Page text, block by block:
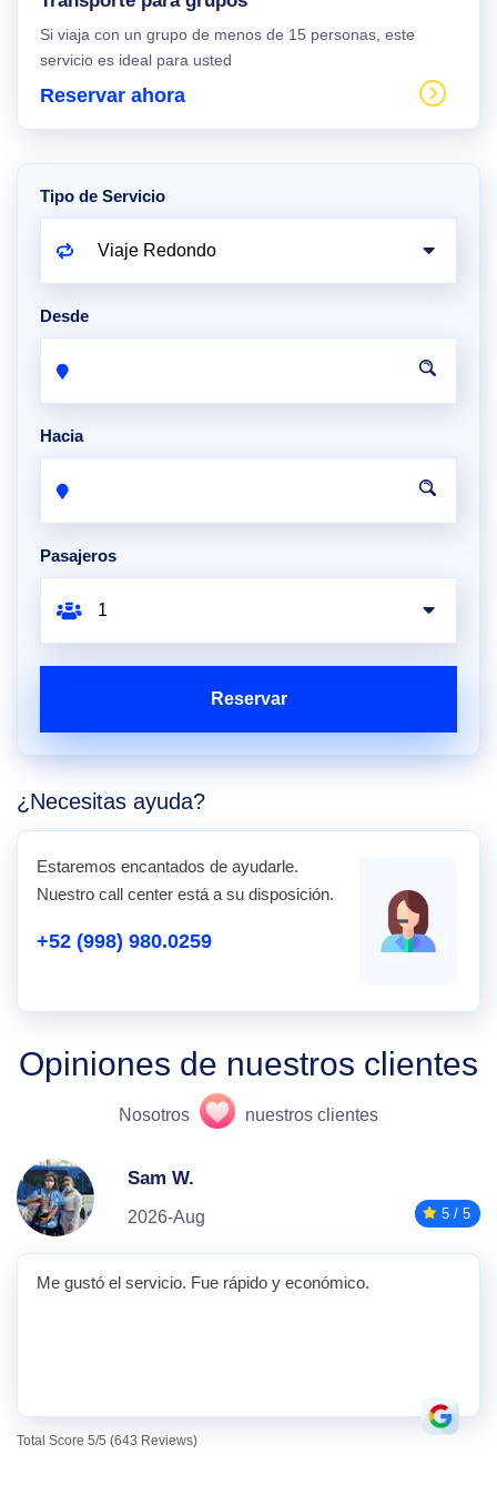
Si viaja con un grupo de menos de 15 personas, este
servicio es ideal para usted
Reservar ahora
Tipo de Servicio
Desde
Hacia
Pasajeros
Reservar
¿Necesitas ayuda?
Estaremos encantados de ayudarle.
Nuestro call center está a su disposición.
+52 (998) 980.0259
Opiniones de nuestros clientes
Nosotros nuestros clientes
Sam W.
2026-Aug 5 / 5
Me gustó el servicio. Fue rápido y económico.
Total Score 5/5 (643 Reviews)